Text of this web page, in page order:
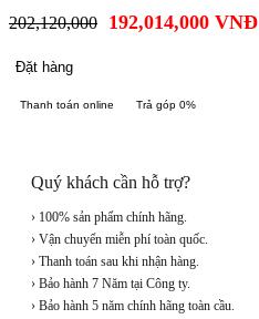
202,120,000 192,014,000 VNĐ
Đặt hàng
Thanh toán online Trả góp 0%
Quý khách cần hỗ trợ?
› 100% sản phẩm chính hãng.
› Vận chuyển miễn phí toàn quốc.
› Thanh toán sau khi nhận hàng.
› Bảo hành 7 Năm tại Công ty.
› Bảo hành 5 năm chính hãng toàn cầu.